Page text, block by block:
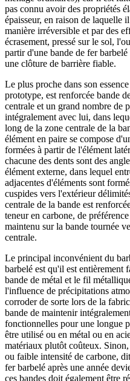
pas connu avoir des propriétés
épaisseur, en raison de laquelle
manière irréversible et par des
écrasement, pressé sur le sol,
partir d'une bande de fer
une clôture de barrière fiable.
Le plus proche dans son
prototype, est renforcée bande
centrale et un grand nombre de
intégralement avec lui, dans
long de la zone centrale de la
élément en paire se compose
formées à partir de l'élément
chacune des dents sont des
élément externe, dans lequel
adjacentes d'éléments sont
cuspides vers l'extérieur
centrale de la bande est
teneur en carbone, de
maintenu sur la bande tournée
centrale.
Le principal inconvénient du
barbelé est qu'il est entièrement
bande de métal et le fil
l'influence de précipitations
corroder de sorte lors de la
bande de maintenir
fonctionnelles pour une longue
être utilisé ou en métal ou en
matériaux plutôt coûteux.
ou faible intensité de carbone,
fer barbelé après une année
ces bandes doit également être